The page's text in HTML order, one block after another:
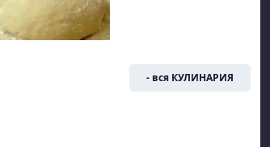
- вся КУЛИНАРИЯ